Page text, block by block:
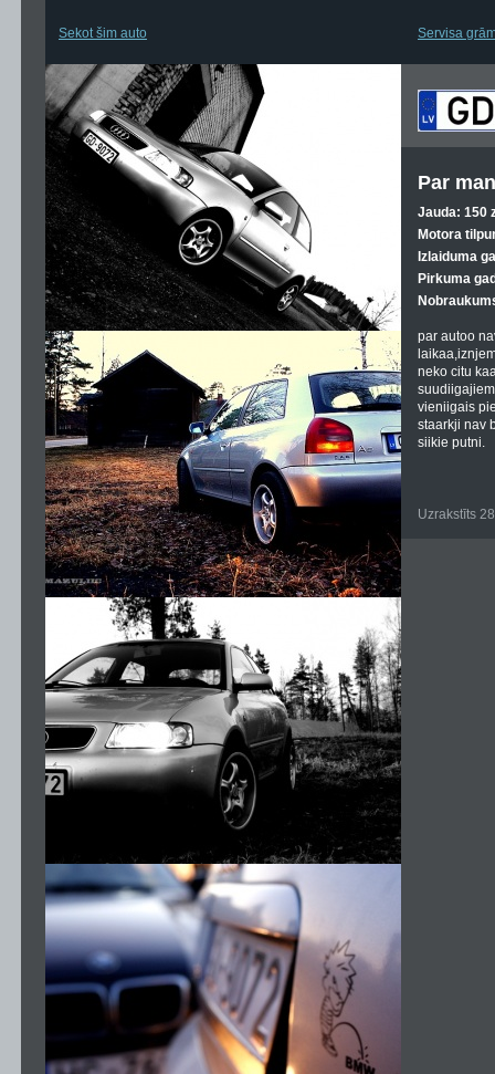
Sekot šim auto Servisa
Par
Jauda: 150
Motora
Izlaiduma
Pirkuma
par autoo
neko citu
vieniigais
staarkji nav
siikie putni.
Uzrakstīts